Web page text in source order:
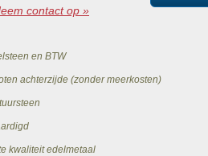
contact op »
en BTW
achterzijde (zonder meerkosten)
kwaliteit edelmetaal